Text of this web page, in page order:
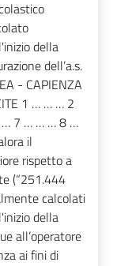
della
dell’a.s.
- CAPIENZA
1 … … … 2
7 … … … 8 …
il
rispetto a
(“251.444
calcolati
della
all’operatore
ai fini di